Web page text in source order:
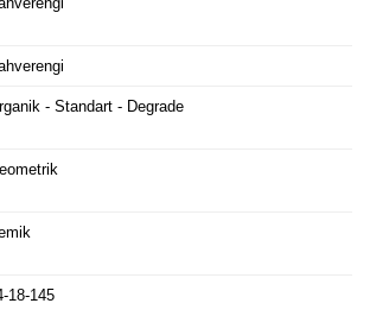
- Standart - Degrade
18-145